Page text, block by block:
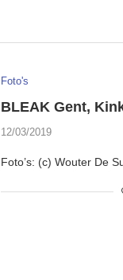
Foto's
BLEAK Gent,
12/03/2019
Foto’s: (c) Wouter De